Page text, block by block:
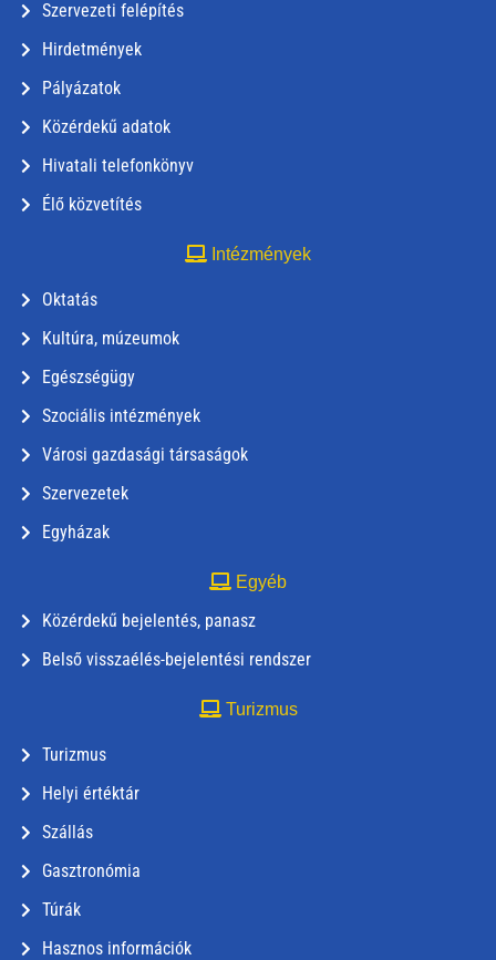
Szervezeti felépítés
Hirdetmények
Pályázatok
Közérdekű adatok
Hivatali telefonkönyv
Élő közvetítés
Intézmények
Oktatás
Kultúra, múzeumok
Egészségügy
Szociális intézmények
Városi gazdasági társaságok
Szervezetek
Egyházak
Egyéb
Közérdekű bejelentés, panasz
Belső visszaélés-bejelentési rendszer
Turizmus
Turizmus
Helyi értéktár
Szállás
Gasztronómia
Túrák
Hasznos információk